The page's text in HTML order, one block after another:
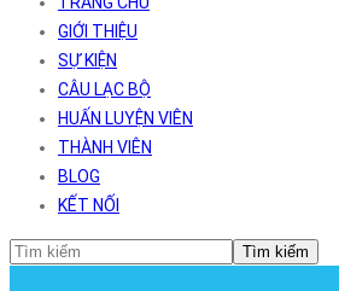
GIỚI THIỆU
SỰ KIỆN
CÂU LẠC BỘ
HUẤN LUYỆN VIÊN
THÀNH VIÊN
BLOG
KẾT NỐI
Tìm kiếm